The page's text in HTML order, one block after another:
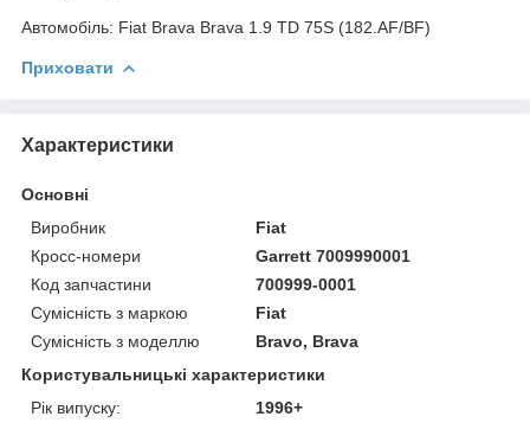
Автомобіль: Fiat Brava Brava 1.9 TD 75S (182.AF/BF)
Приховати
Характеристики
Основні
Виробник
Fiat
Кросс-номери
Garrett 7009990001
Код запчастини
700999-0001
Сумісність з маркою
Fiat
Сумісність з моделлю
Bravo, Brava
Користувальницькі характеристики
Рік випуску:
1996+